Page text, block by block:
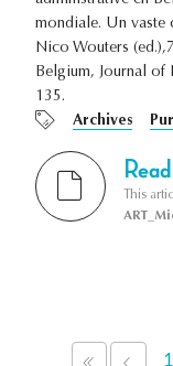
mondiale. Un vaste
Nico Wouters
Belgium, Journal
135.
Archives
This
«
‹
1